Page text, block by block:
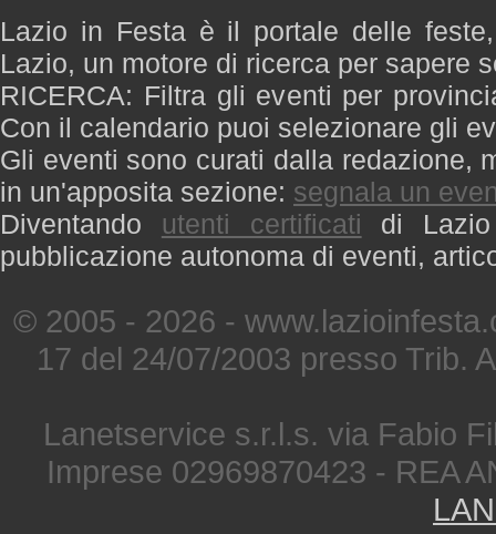
Lazio in Festa è il portale delle
Lazio, un motore di ricerca per sapere
RICERCA: Filtra gli eventi per
Con il calendario puoi selezionare gli
Gli eventi sono curati dalla redazione,
in un'apposita sezione: segnala un
Diventando utenti certificati di
pubblicazione autonoma di eventi,
© 2005 - 2026 -
17 del 24/07/2003 presso Trib.
Lanetservice s.r.l.s. via Fabio
Imprese 02969870423 - REA